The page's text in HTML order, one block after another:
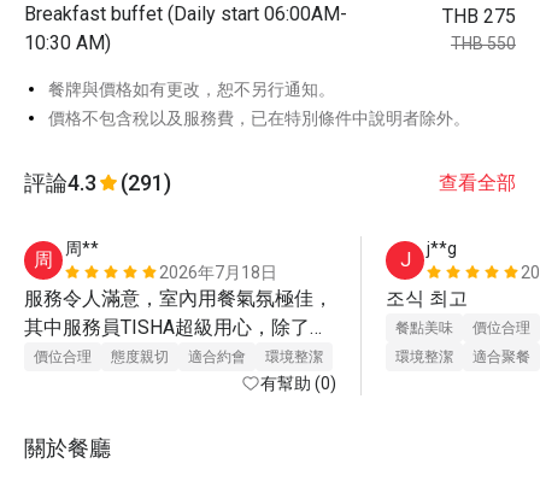
Breakfast buffet (Daily start 06:00AM-
10:30 AM)
THB 275
THB 550
餐牌與價格如有更改，恕不另行通知。
價格不包含稅以及服務費，已在特別條件中說明者除外。
評論4.3 (291) 查看全部
周
周**
2026年7月18日
服務令人滿意，室內用餐氣氛極佳，
其中服務員TISHA超級用心，除了幫
我們將食物擺盤供我們拍照外，還貼
心的準備一盞氣氛燈擺在桌上，一整
在這難得的假期內，我非常慶幸能來
價位合理 態度親切 適合約會 環境整潔
有幫助 (0)
J
j**g
조식 최고
餐點美味
價位合理
環境整潔
適合聚餐
關於餐廳